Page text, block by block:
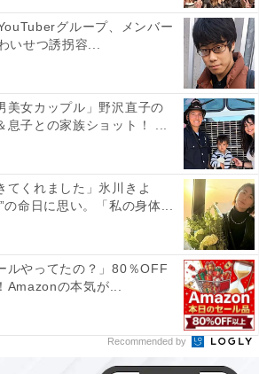
グループ、メンバー
いせつ誘拐容...
美女カップル」野沢直子の
息子との家族ショット！ ...
てくれました」氷川きよ
の命日に思い。「私の身体...
ルやってたの？」80％OFF
Amazonの本気が...
Recommended by